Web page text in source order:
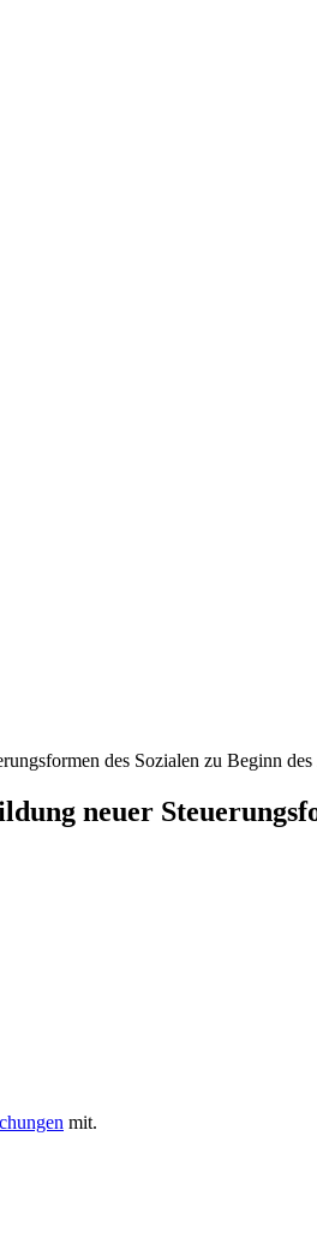
des Sozialen zu Beginn des
neuer
mit.